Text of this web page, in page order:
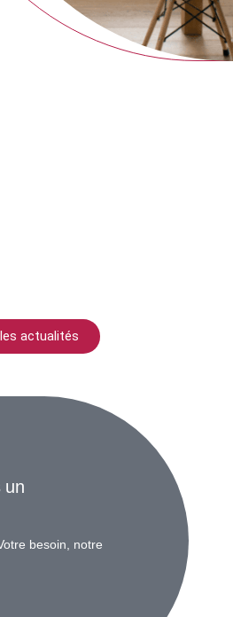
actualités
un
besoin, notre